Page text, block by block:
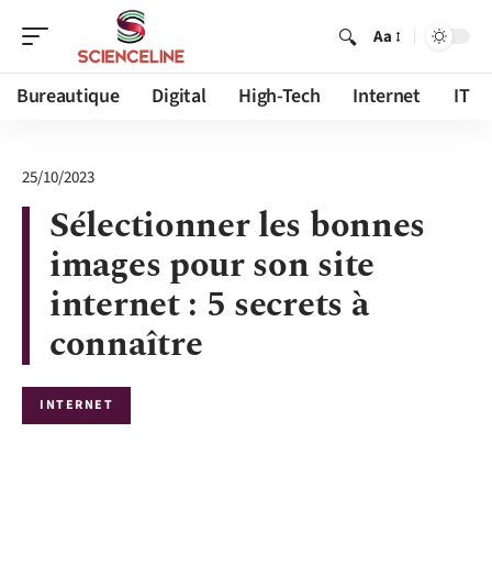
Aa
Bureautique Digital High-Tech Internet IT
25/10/2023
Sélectionner les bonnes
images pour son site
internet : 5 secrets à
connaître
INTERNET